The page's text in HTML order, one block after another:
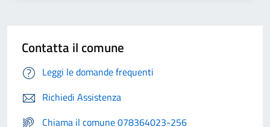
Contatta il comune
Leggi le domande frequenti
Richiedi Assistenza
Chiama il comune 078364023-256